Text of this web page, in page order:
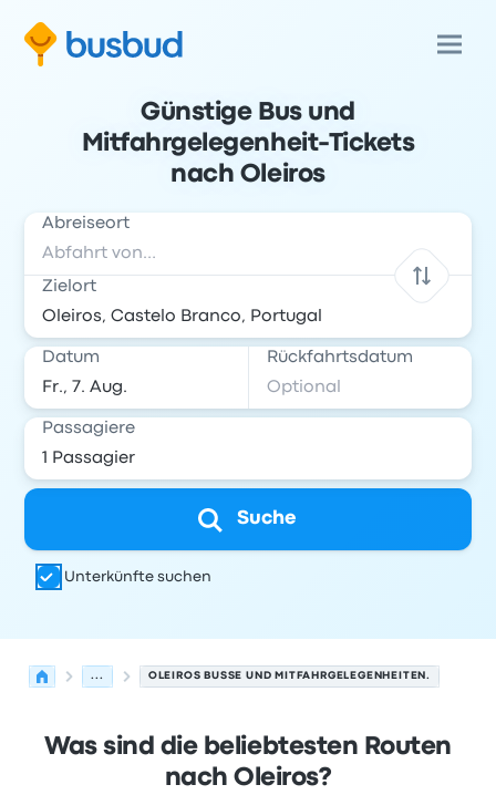
Günstige Bus und
Mitfahrgelegenheit-Tickets
nach Oleiros
Abreiseort
Zielort
Datum Rückfahrtsdatum
Passagiere
Suche
Unterkünfte suchen
... OLEIROS BUSSE UND MITFAHRGELEGENHEITEN.
Was sind die beliebtesten Routen
nach Oleiros?